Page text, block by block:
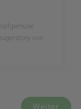
von
Weiter